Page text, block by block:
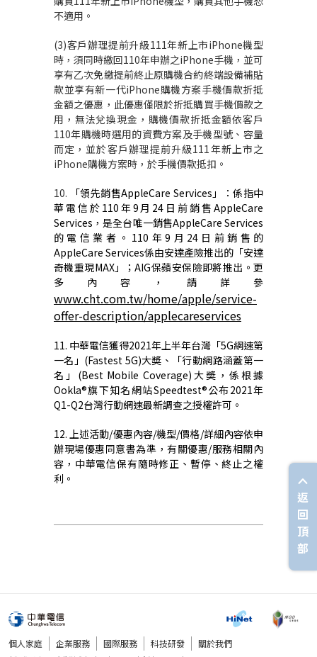
不適用。
(3)客戶辦理提前升級111年新上市iPhone機型
時，須同時繳回110年申辦之iPhone手機，並可
享有乙次免繳提前終止原購機合約終端設備補貼
款並享有新一代iPhone購機方案手機價款折抵
金額之優惠，此優惠僅限於折抵購買手機價款之
用，無法兌換現金，購機價款折抵金額依客戶
110年購機時選用的資費方案及手機型號、容量
而定，並於客戶辦理提前升級111年新上市之
iPhone購機方案時，於手機價款抵扣。
10. 「領先銷售AppleCare Services 」：係指中
華電信於 110 年9月 24 日前銷售AppleCare
Services ，是全台唯一銷售AppleCare Services
的電信業者。 110 年9 月 24 日前銷售的
AppleCare Services係由安達產險推出的「安達
奇機重現MAX」；AIG保蘋安保險即將推出。更
多內容，請詳參
www.cht.com.tw/home/apple/service-
offer-description/applecareservices
11. 中華電信獲得2021年上半年台灣「5G網速第
一名」 (Fastest 5G)大奬、「行動網路涵蓋第一
名」 (Best Mobile Coverage) 大奬，係根據
Ookla®旗下知名網站Speedtest®公布2021年
Q1-Q2台灣行動網速最新調查之授權許可。
12.上述活動/優惠內容/機型/價格/詳細內容依申
辦現場優惠同意書為準，有關優惠/服務相關內
容，中華電信保有隨時修正、暫停、終止之權
利。
個人家庭 企業服務 國際服務 科技研發 關於我們
返
回
頂
部